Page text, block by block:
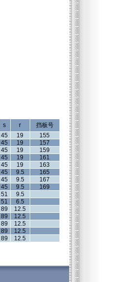
s r
挡板号
45 19
155
45 19
157
45 19
159
45 19
161
45 19
163
45 9.5
165
45 9.5
167
45 9.5
169
51
9.5
51
6.5
89
12.5
89
12.5
89
12.5
89
12.5
89
12.5